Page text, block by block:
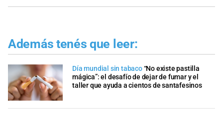
Además tenés que leer:
Día mundial sin tabaco“No existe pastilla
mágica”: el desafío de dejar de fumar y el
taller que ayuda a cientos de santafesinos